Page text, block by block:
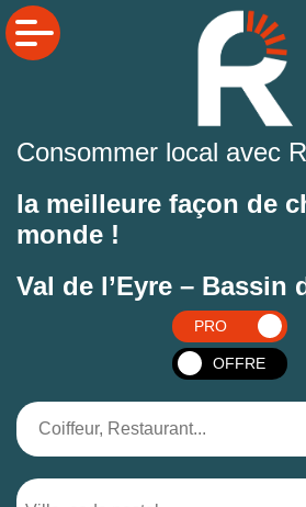
Consommer local avec
la meilleure façon de
monde !
Val de l’Eyre – Bassin
PRO
OFFRE